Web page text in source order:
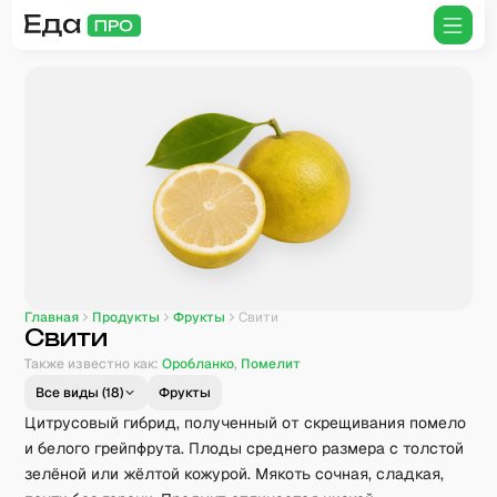
Главная Продукты Фрукты Свити
Свити
Также известно как: Оробланко, Помелит
Все виды (18) Фрукты
Цитрусовый гибрид, полученный от скрещивания помело
и белого грейпфрута. Плоды среднего размера с толстой
зелёной или жёлтой кожурой. Мякоть сочная, сладкая,